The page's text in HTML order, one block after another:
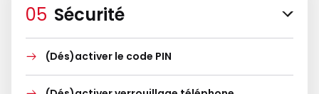
Sécurité
(Dés)activer le code PIN